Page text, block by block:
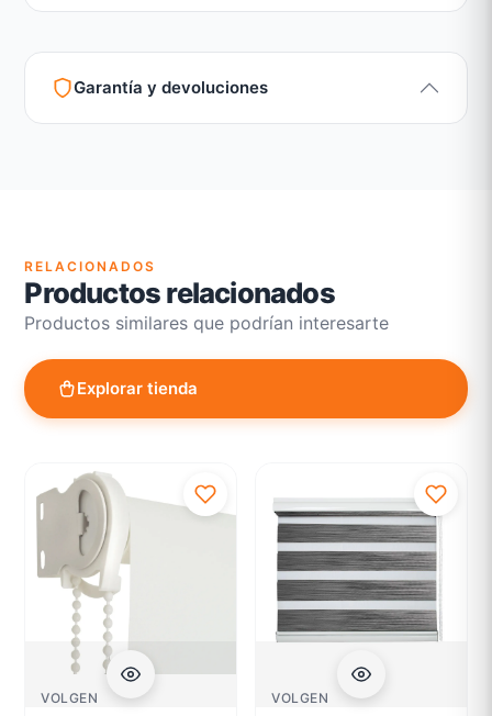
Garantía y devoluciones
RELACIONADOS
Productos relacionados
Productos similares que podrían interesarte
Explorar tienda
VOLGEN VOLGEN